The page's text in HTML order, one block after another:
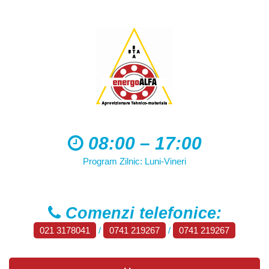
08:00 – 17:00
Program Zilnic: Luni-Vineri
Comenzi telefonice:
021 3178041 / 0741 219267 / 0741 219267